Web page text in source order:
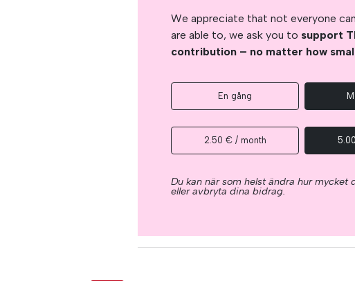
We appreciate that not everyone
are able to, we ask you to support
contribution – no matter how
En gång
2.50 € / month
Du kan när som helst ändra hur mycket
eller avbryta dina bidrag.